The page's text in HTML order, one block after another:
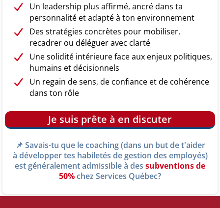
Un leadership plus affirmé, ancré dans ta
personnalité et adapté à ton environnement
Des stratégies concrètes pour mobiliser,
recadrer ou déléguer avec clarté
Une solidité intérieure face aux enjeux politiques,
humains et décisionnels
Un regain de sens, de confiance et de cohérence
dans ton rôle
Je suis prête à en discuter
📌 Savais-tu que le coaching (dans un but de t'aider
à développer tes habiletés de gestion des employés)
est généralement admissible à des subventions de
50%chez Services Québec?